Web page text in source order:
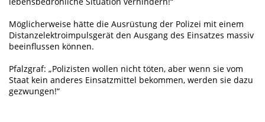
Möglicherweise hätte die Ausrüstung der Polizei mit einem
Distanzelektroimpulsgerät den Ausgang des Einsatzes massiv
beeinflussen können.
Pfalzgraf: „Polizisten wollen nicht töten, aber wenn sie vom
Staat kein anderes Einsatzmittel bekommen, werden sie dazu
gezwungen!“